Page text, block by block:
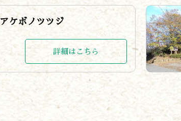
アケボノツツジ
詳細はこちら